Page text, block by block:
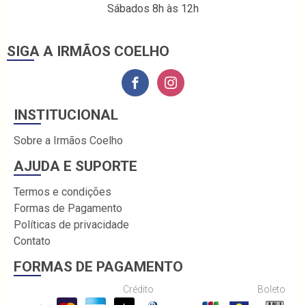
Sábados 8h às 12h
SIGA A IRMÃOS COELHO
INSTITUCIONAL
Sobre a Irmãos Coelho
AJUDA E SUPORTE
Termos e condições
Formas de Pagamento
Políticas de privacidade
Contato
FORMAS DE PAGAMENTO
Crédito Boleto